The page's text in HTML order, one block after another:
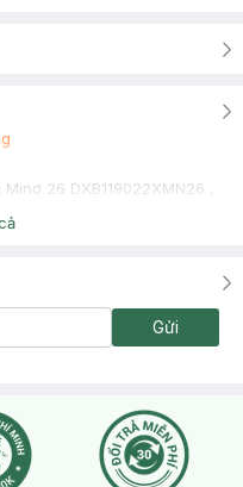
26 DXB119022XMN26 ,
Gửi